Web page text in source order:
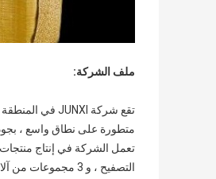
ملف الشركة:
متطورة على نطاق واسع ،